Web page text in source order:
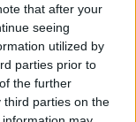
that after your
seeing
utilized by
parties prior to
the further
third parties on the
para os
da época.
uma vez
como se realiza